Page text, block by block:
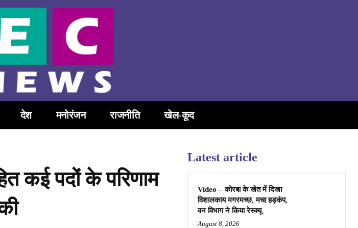
देश मनोरंजन राजनीति खेल-कूद
कई पदों के परिणाम
Latest article
Video – कोरबा के खेत में दिखा
विशालकाय मगरमच्छ, मचा हड़कंप,
वन विभाग ने किया रेस्क्यू
August 8, 2026